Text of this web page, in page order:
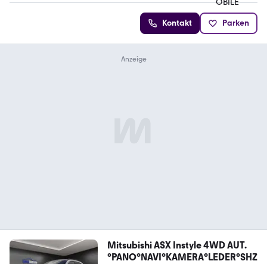
Kontakt Parken
Mitsubishi ASX Instyle 4WD AUT.
°PANO°NAVI°KAMERA°LEDER°SHZ